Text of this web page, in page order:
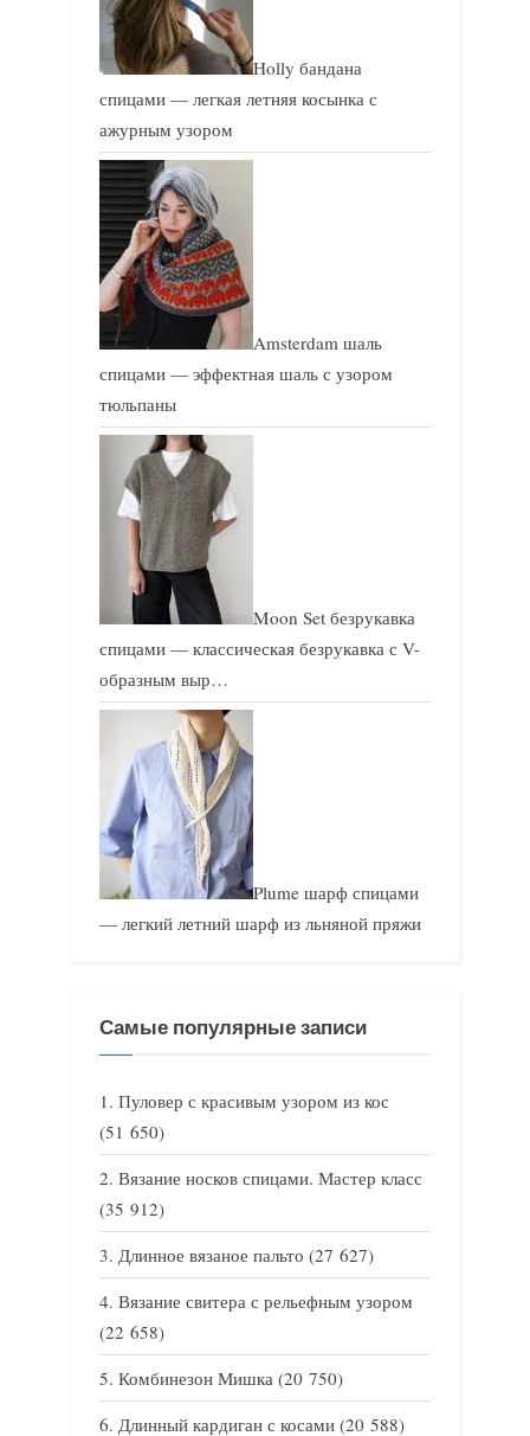
Holly бандана
спицами — легкая летняя косынка с
ажурным узором
Amsterdam шаль
спицами — эффектная шаль с узором
тюльпаны
Moon Set безрукавка
спицами — классическая безрукавка с V-
образным выр…
Plume шарф спицами
— легкий летний шарф из льняной пряжи
Самые популярные записи
Пуловер с красивым узором из кос
(51 650)
Вязание носков спицами. Мастер класс
(35 912)
Длинное вязаное пальто (27 627)
Вязание свитера с рельефным узором
(22 658)
Комбинезон Мишка (20 750)
Длинный кардиган с косами (20 588)